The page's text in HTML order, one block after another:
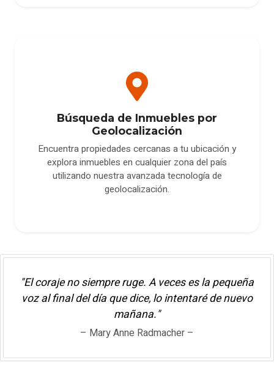
Búsqueda de Inmuebles por
Geolocalización
Encuentra propiedades cercanas a tu ubicación y
explora inmuebles en cualquier zona del país
utilizando nuestra avanzada tecnología de
geolocalización.
"El coraje no siempre ruge. A veces es la pequeña
voz al final del día que dice, lo intentaré de nuevo
mañana."
– Mary Anne Radmacher –